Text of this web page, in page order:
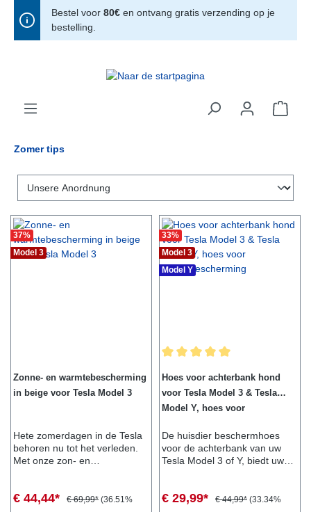
Bestel voor 80€ en ontvang gratis verzending op je
bestelling.
Zomer tips
37%
Model 3
Zonne- en warmtebescherming
in beige voor Tesla Model 3
Hete zomerdagen in de Tesla
behoren nu tot het verleden.
Met onze zon- en
interieur beschermd tegen
€ 44,44* € 69,99* (36.51%
33%
Model 3
Model Y
Hoes voor achterbank hond
voor Tesla Model 3 & Tesla
Model Y, hoes voor
De huisdier beschermhoes
voor de achterbank van uw
Tesla Model 3 of Y, biedt uw
huisdier genieten van een
€ 29,99* € 44,99* (33.34%